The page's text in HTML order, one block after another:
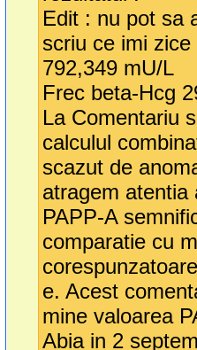
Edit : nu pot sa
scriu ce imi
792,349 mU/L
Frec beta-Hcg
La Comentariu
calculul
scazut de
atragem atentia
PAPP-A
comparatie cu
e. Acest
mine valoarea
Abia in 2